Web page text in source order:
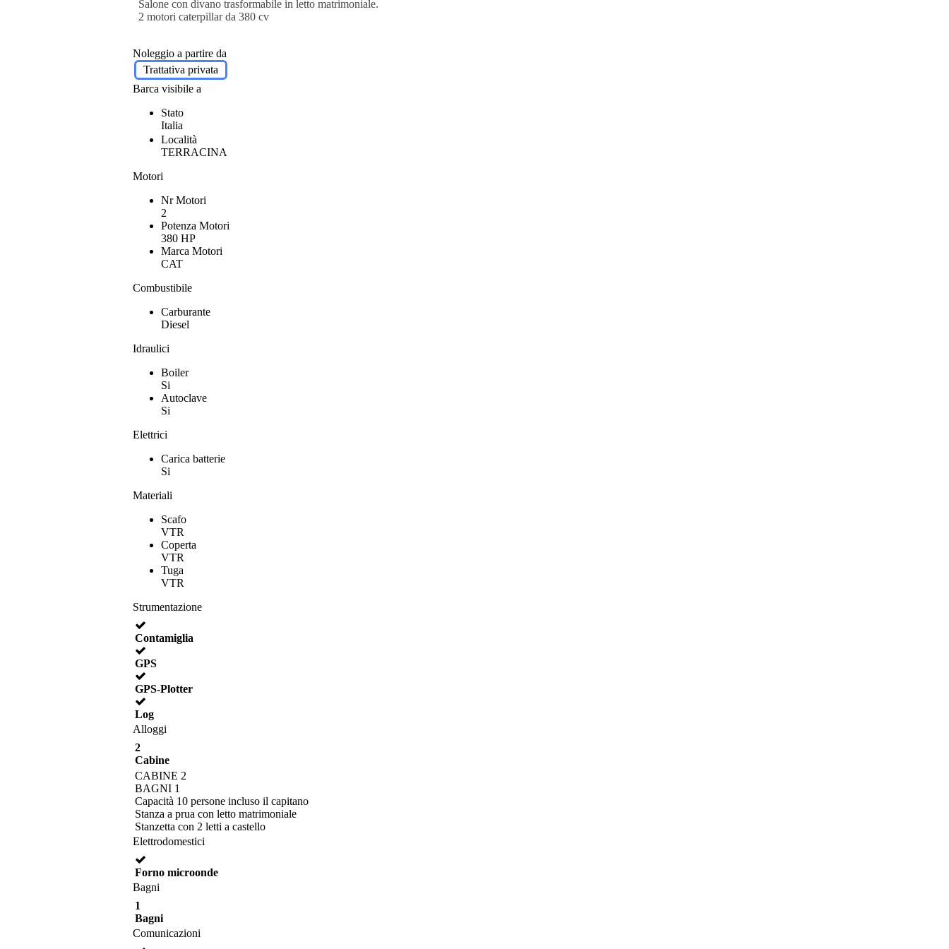
Salone con divano trasformabile in letto matrimoniale.
2 motori caterpillar da 380 cv
Noleggio a partire da
Trattativa privata
Barca visibile a
Stato
Italia
Località
TERRACINA
Motori
Nr Motori
2
Potenza Motori
380 HP
Marca Motori
CAT
Combustibile
Carburante
Diesel
Idraulici
Boiler
Si
Autoclave
Si
Elettrici
Carica batterie
Si
Materiali
Scafo
VTR
Coperta
VTR
Tuga
VTR
Strumentazione
Contamiglia
GPS
GPS-Plotter
Log
Alloggi
2
Cabine
CABINE 2
BAGNI 1
Capacità 10 persone incluso il capitano
Stanza a prua con letto matrimoniale
Stanzetta con 2 letti a castello
Elettrodomestici
Forno microonde
Bagni
1
Bagni
Comunicazioni